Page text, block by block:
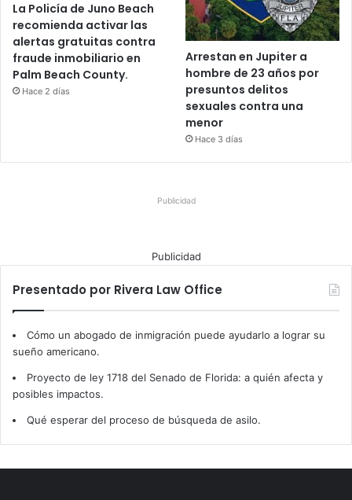
La Policía de Juno Beach
recomienda activar las
alertas gratuitas contra
fraude inmobiliario en
Palm Beach County.
Hace 2 días
Arrestan en Jupiter a
hombre de 23 años por
presuntos delitos
sexuales contra una
menor
Hace 3 días
Publicidad
Publicidad
Presentado por Rivera Law Office
Cómo un abogado de inmigración puede ayudarlo a lograr su
sueño americano.
Proyecto de ley 1718 del Senado de Florida: a quién afecta y
posibles impactos.
Qué esperar del proceso de búsqueda de asilo.